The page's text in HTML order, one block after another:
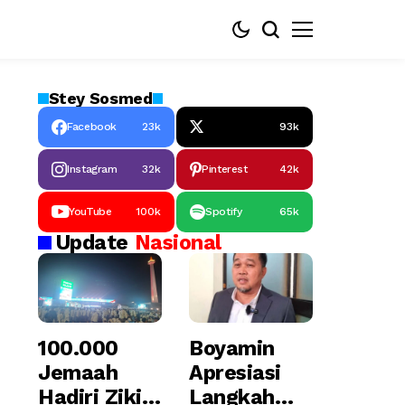
Stey Sosmed
Facebook 23k 93k
Instagram 32k Pinterest 42k
YouTube 100k Spotify 65k
Update Nasional
100.000
Jemaah
Hadiri Zikir
Boyamin
Apresiasi
Langkah